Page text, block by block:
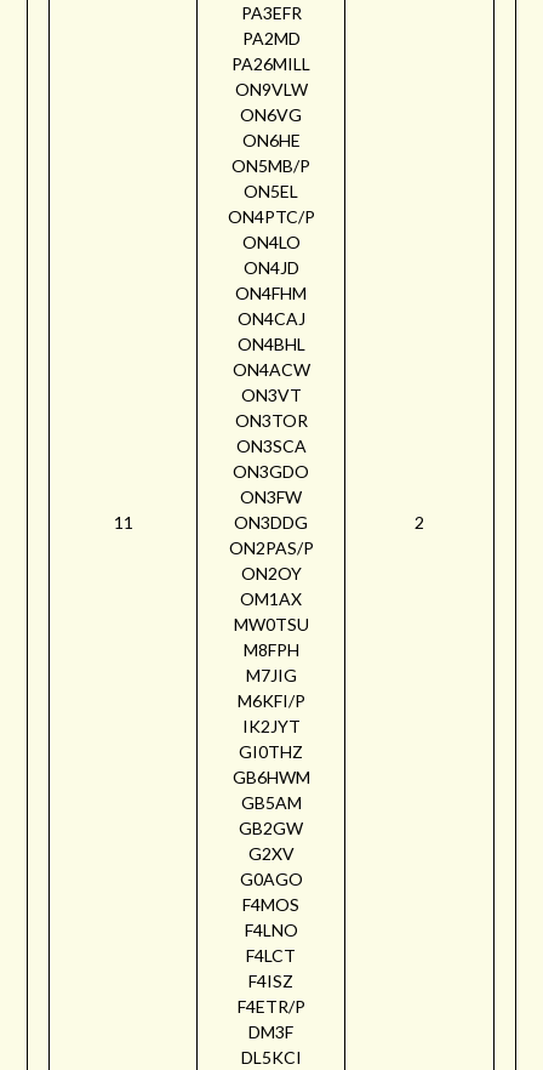
11
PA3EFR
PA2MD
PA26MILL
ON9VLW
ON6VG
ON6HE
ON5MB/P
ON5EL
ON4PTC/P
ON4LO
ON4JD
ON4FHM
ON4CAJ
ON4BHL
ON4ACW
ON3VT
ON3TOR
ON3SCA
ON3GDO
ON3FW
ON3DDG
ON2PAS/P
ON2OY
OM1AX
MW0TSU
M8FPH
M7JIG
M6KFI/P
IK2JYT
GI0THZ
GB6HWM
GB5AM
GB2GW
G2XV
G0AGO
F4MOS
F4LNO
F4LCT
F4ISZ
F4ETR/P
DM3F
DL5KCI
2